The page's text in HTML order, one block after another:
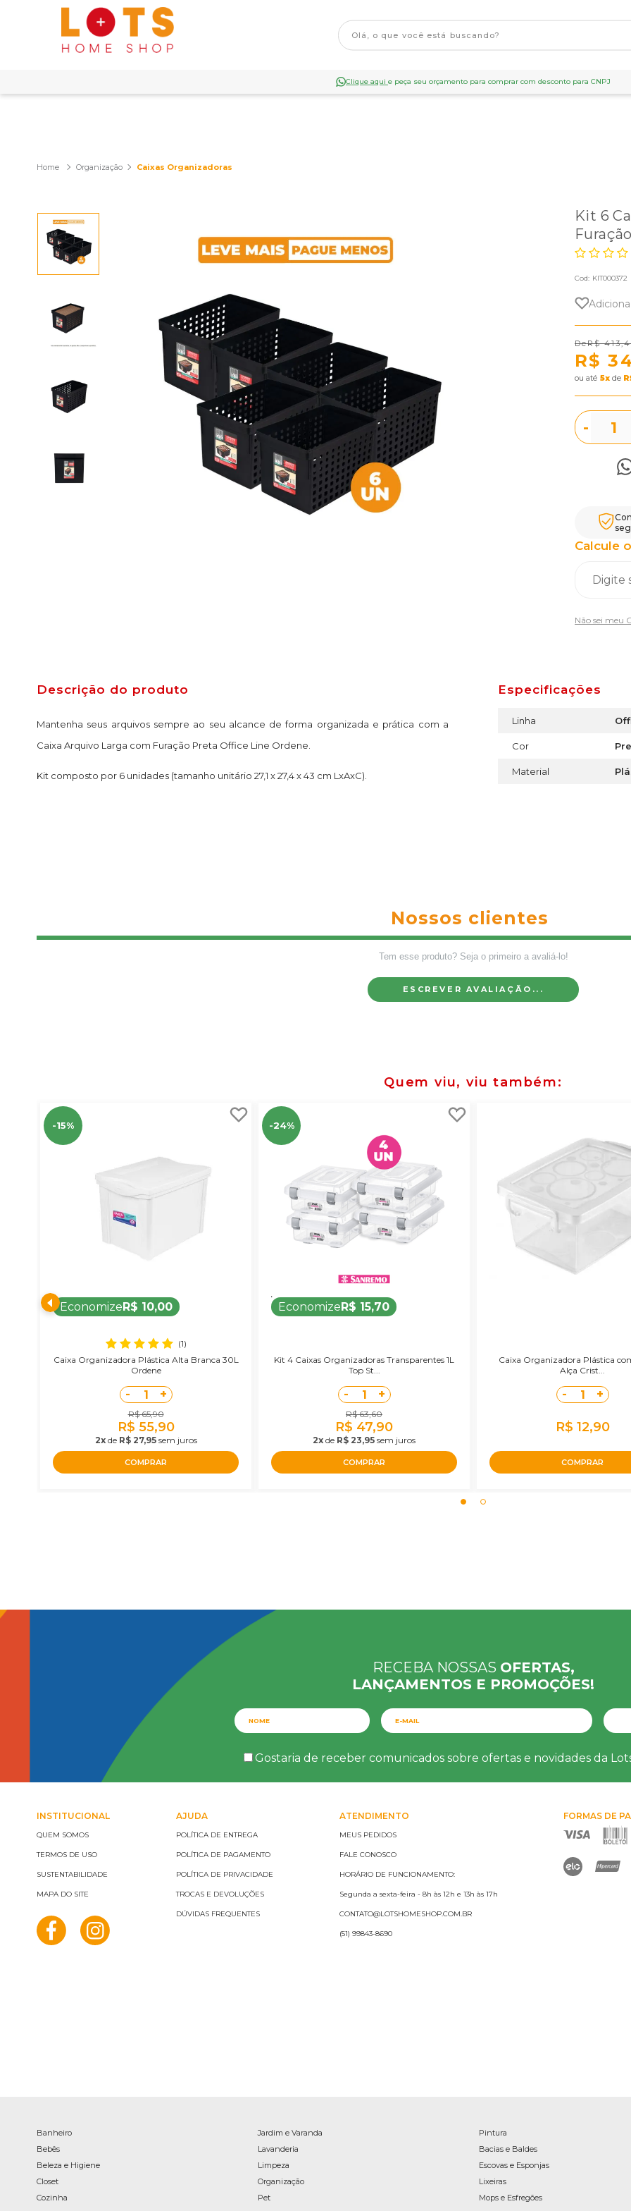
Clique aqui e peça seu orçamento para comprar com desconto para CNPJ
Organização Caixas Organizadoras
Kit 6
Cod: KIT000372
R$
R$
ou 5x de
-
Calcule
Não sei meu
Descrição do produto
Mantenha seus arquivos sempre ao seu alcance de forma organizada e prática com a
Caixa Arquivo Larga com Furação Preta Office Line Ordene.
Kit composto por 6 unidades (tamanho unitário 27,1 x 27,4 x 43 cm LxAxC).
Especificações
Linha
Cor
Material
Nossos clientes
Tem esse produto? Seja o primeiro a avaliá-lo!
ESCREVER AVALIAÇÃO...
Quem viu, viu também
-15%
EconomizeR$ 10,00
(1)
Caixa Organizadora Plástica Alta Branca 30L
Ordene
- 1 +
R$ 65,90
R$ 55,90
2xde R$ 27,95sem juros
COMPRAR
-24%
EconomizeR$ 15,70
Kit 4 Caixas Organizadoras Transparentes 1L
Top St...
- 1 +
R$ 63,60
R$ 47,90
2x de R$ 23,95 sem juros
COMPRAR
Caixa Organizadora Plástica
Alça Crist...
- 1 +
R$ 12,90
COMPRAR
RECEBA NOSSAS OFERTAS,
LANÇAMENTOS E PROMOÇÕES!
Gostaria de receber comunicados sobre ofertas e novidades da
INSTITUCIONAL
QUEM SOMOS
TERMOS DE USO
SUSTENTABILIDADE
MAPA DO SITE
AJUDA
POLÍTICA DE ENTREGA
POLÍTICA DE PAGAMENTO
POLÍTICA DE PRIVACIDADE
TROCAS E DEVOLUÇÕES
DÚVIDAS FREQUENTES
ATENDIMENTO
MEUS PEDIDOS
FALE CONOSCO
HORÁRIO DE FUNCIONAMENTO:
Segunda a sexta-feira - 8h às 12h e 13h às 17h
CONTATO@LOTSHOMESHOP.COM.BR
(51) 99843-8690
FORMAS DE
Banheiro
Bebês
Beleza e Higiene
Closet
Cozinha
Jardim e Varanda
Lavanderia
Limpeza
Organização
Pet
Pintura
Bacias e Baldes
Escovas e Esponjas
Lixeiras
Mops e Esfregões